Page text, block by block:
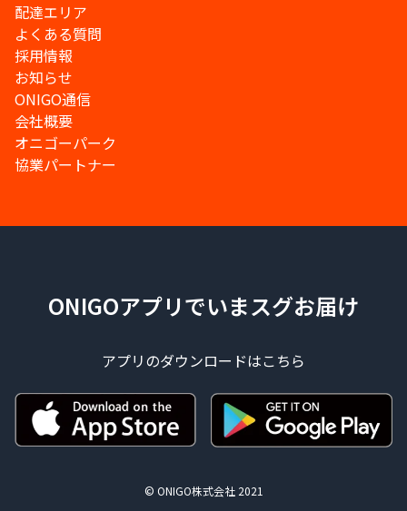
配達エリア
よくある質問
採用情報
お知らせ
ONIGO通信
会社概要
オニゴーパーク
協業パートナー
ONIGOアプリでいまスグお届け
アプリのダウンロードはこちら
© ONIGO株式会社 2021